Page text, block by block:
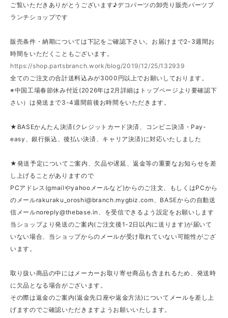
ご覧いただきありがとうございます♪デコパーツの卸売り販売パーツブ
ランチショップです
販売条件・納期については下記をご確認下さい。お届けまで2-3週間お
時間をいただくこともございます。
https://shop.partsbranch.work/blog/2019/12/25/132939
全てのご注文の合計送料込みが3000円以上でお願いしております。
※中国工場春節休み付近(2026年は2月詳細はトップページより要確認下
さい）は発送まで3-4週間前後お時間をいただきます。
★BASEかんたん決済(クレジットカード決済、コンビニ決済・Pay-
easy、銀行振込、後払い決済、キャリア決済)に対応いたしました
★発送予定についてご案内、欠品や遅延、返金等の重要なお知らせを差
し上げることがありますので
PCアドレス(gmailやyahooメールなど)からのご注文、もしくはPCから
のメールrakuraku_oroshi@branch.mygbiz.com 、BASEからの自動送
信メールnoreply@thebase.in
、を受信できるよう設定をお願いします
当ショップより発送のご案内(ご注文後1-2日以内に送ります)が届いて
いない場合、当ショップからのメールが受け取れていない可能性がござ
います。
取り扱い商品の中にはメーカーお取り寄せ商品も含まれるため、発送時
に欠品となる場合がございます。
その際は返金のご案内(返金先口座や返金方法)についてメールを差し上
げますのでご確認いただきますようお願いいたします。